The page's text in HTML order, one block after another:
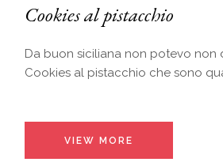
Cookies al pistacchio
Da buon siciliana non potevo non
Cookies al pistacchio che sono
VIEW MORE